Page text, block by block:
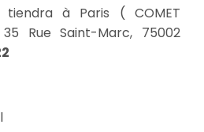
tiendra à Paris ( COMET
Rue Saint-Marc, 75002